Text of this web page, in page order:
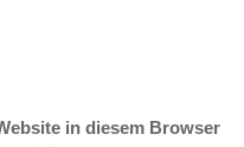
in diesem Browser